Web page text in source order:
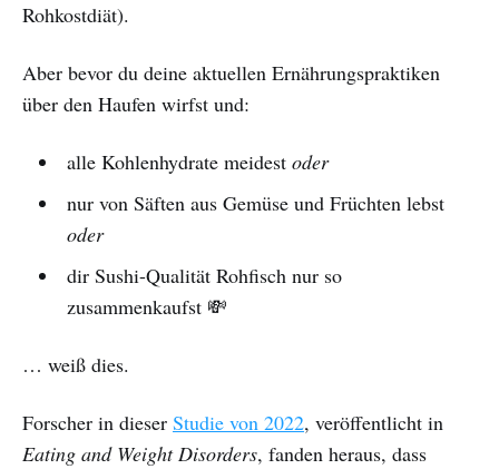
Rohkostdiät).
Aber bevor du deine aktuellen Ernährungspraktiken
über den Haufen wirfst und:
alle Kohlenhydrate meidest oder
nur von Säften aus Gemüse und Früchten lebst
oder
dir Sushi-Qualität Rohfisch nur so
zusammenkaufst 💸
… weiß dies.
Forscher in dieser Studie von 2022, veröffentlicht in
Eating and Weight Disorders, fanden heraus, dass